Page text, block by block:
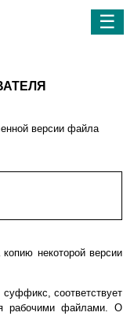
☰
версии файла
некоторой версии
соответствует
рабочими файлами. О